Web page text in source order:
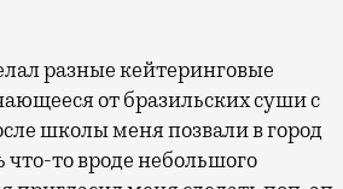
разные кейтеринговые
от бразильских суши с
школы меня позвали в город
то вроде небольшого